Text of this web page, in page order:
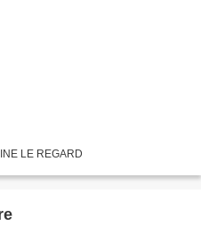
LE REGARD